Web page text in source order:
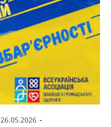
26.05.2026